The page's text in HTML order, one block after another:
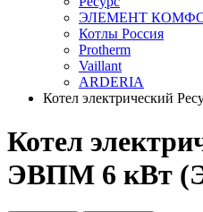
ЭЛЕМЕНТ
Котлы Россия
Protherm
Vaillant
ARDERIA
Котел электрический
Котел
ЭВПМ 6 кВт